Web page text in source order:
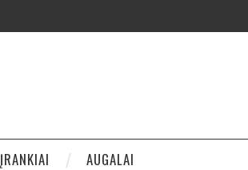
ĮRANKIAI AUGALAI